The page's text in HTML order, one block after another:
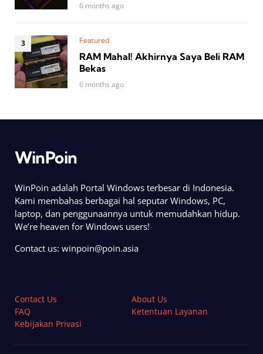
6 months ago
Featured
RAM Mahal! Akhirnya Saya Beli RAM
Bekas
6 months ago
WinPoin
WinPoin adalah Portal Windows terbesar di Indonesia.
Kami membahas berbagai hal seputar Windows, PC,
laptop, dan penggunaannya untuk memudahkan hidup.
We’re heaven for Windows users!
Contact us: winpoin@poin.asia
Contact Us
About Us
FAQ
Ketentuan Layanan
Kebijakan Privasi